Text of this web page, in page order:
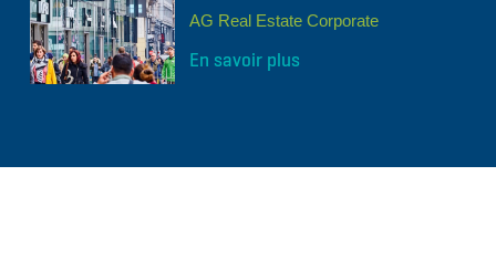
AG Real Estate Corporate
En savoir plus